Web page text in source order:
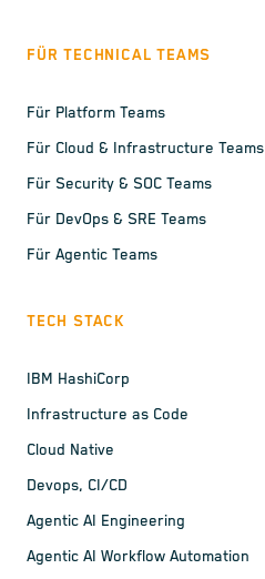
FÜR TECHNICAL TEAMS
Für Platform Teams
Für Cloud & Infrastructure Teams
Für Security & SOC Teams
Für DevOps & SRE Teams
Für Agentic Teams
TECH STACK
IBM HashiCorp
Infrastructure as Code
Cloud Native
Devops, CI/CD
Agentic AI Engineering
Agentic AI Workflow Automation